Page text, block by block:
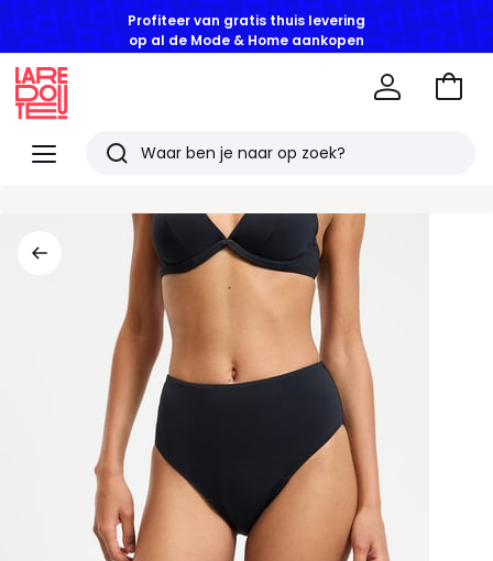
Profiteer van gratis thuis levering
op al de Mode & Home aankopen
Menu
Redoute
Zoeken
bekeken
artikelen
Naar